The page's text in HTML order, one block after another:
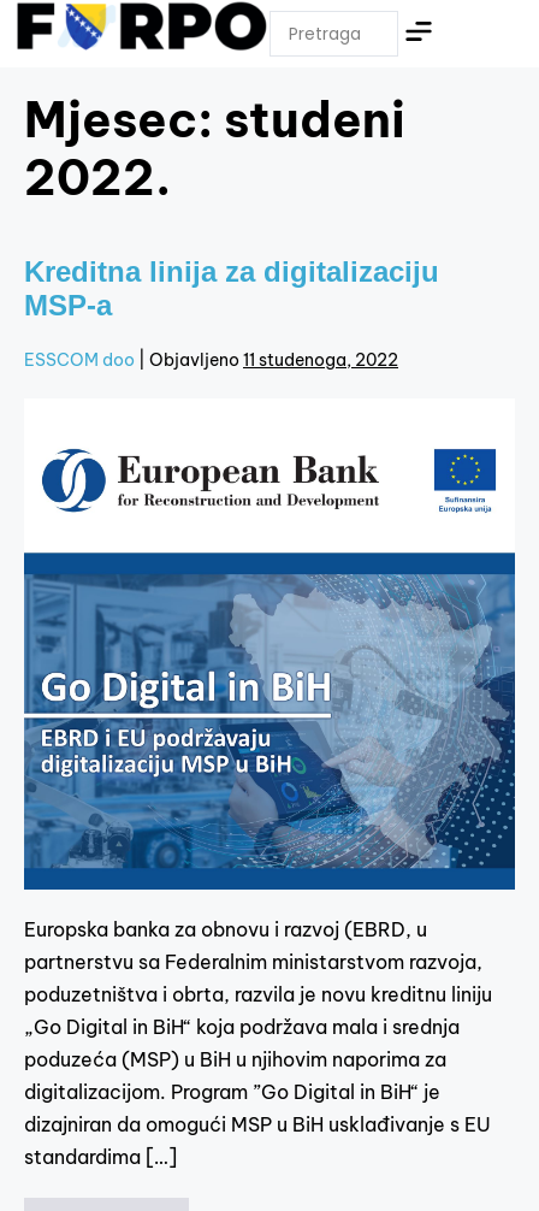
Mjesec: studeni
2022.
Kreditna linija za digitalizaciju
MSP-a
ESSCOM doo Objavljeno 11 studenoga, 2022
Europska banka za obnovu i razvoj (EBRD, u
partnerstvu sa Federalnim ministarstvom razvoja,
poduzetništva i obrta, razvila je novu kreditnu liniju
„Go Digital in BiH“ koja podržava mala i srednja
poduzeća (MSP) u BiH u njihovim naporima za
digitalizacijom. Program ”Go Digital in BiH“ je
dizajniran da omogući MSP u BiH usklađivanje s EU
standardima […]